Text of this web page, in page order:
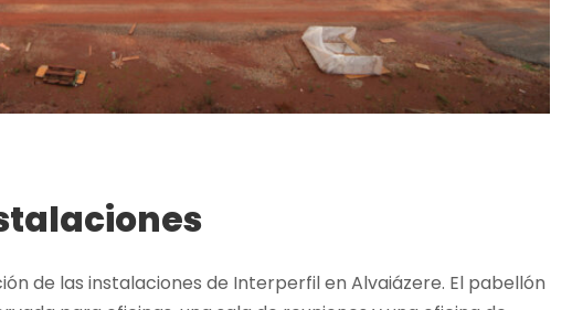
de las instalaciones de Interperfil en Alvaiázere. El pabellón